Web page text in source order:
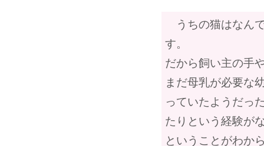
うちの猫はなん
す。
だから飼い主の手
まだ母乳が必要な
っていたようだっ
たりという経験が
ということがわか